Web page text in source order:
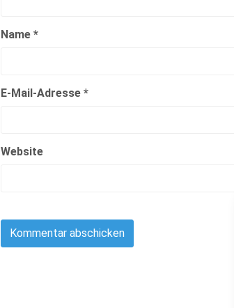
Name *
E-Mail-Adresse *
Website